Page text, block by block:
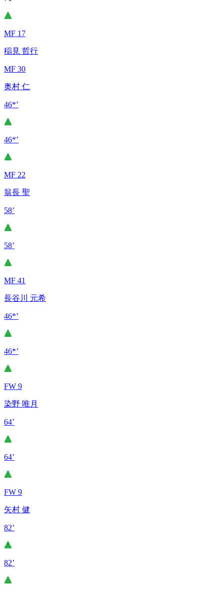
MF 17
稲見 哲行
MF 30
奥村 仁
46*’
46*’
MF 22
翁長 聖
58’
58’
MF 41
長谷川 元希
46*’
46*’
FW 9
染野 唯月
64’
64’
FW 9
矢村 健
82’
82’